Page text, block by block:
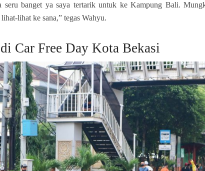
seru banget ya saya tertarik untuk ke Kampung Bali.
lihat ke sana,” tegas Wahyu.
Car Free Day Kota Bekasi